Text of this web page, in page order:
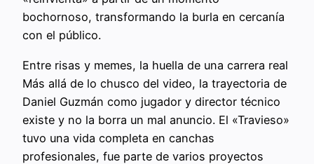
bochornoso, transformando la burla en cercanía
con el público.
Entre risas y memes, la huella de una carrera real
Más allá de lo chusco del video, la trayectoria de
Daniel Guzmán como jugador y director técnico
existe y no la borra un mal anuncio. El «Travieso»
tuvo una vida completa en canchas
profesionales, fue parte de varios proyectos